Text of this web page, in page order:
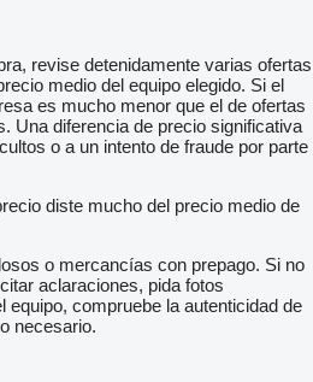
revise detenidamente varias ofertas
medio del equipo elegido. Si el
es mucho menor que el de ofertas
Una diferencia de precio significativa
o a un intento de fraude por parte
diste mucho del precio medio de
o mercancías con prepago. Si no
aclaraciones, pida fotos
equipo, compruebe la autenticidad de
necesario.